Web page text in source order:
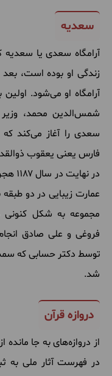
سعدیه
آرامگاه سعدی یا
زندگی او بوده است،
آرامگاه او می‌شود.
شمس‌الدین محمد، وزیر
فارس یعنی یعقوب
در
عمارت زیبایی در دو
توسط دکتر حسابی که
شد.
دروازه قرآن
در فهرست آثار ملی به